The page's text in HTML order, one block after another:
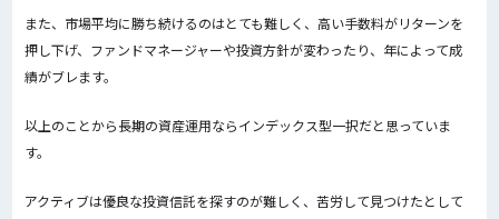
また、 市場平均に勝ち続けるのはとても難しく、高い手数料がリターンを
押し下げ、ファンドマネージャーや投資方針が変わったり、年によって成
績がブレます。
以上のことから長期の資産運用ならインデックス型一択だと思っていま
す。
アクティブは優良な投資信託を探すのが難しく、苦労して見つけたとして